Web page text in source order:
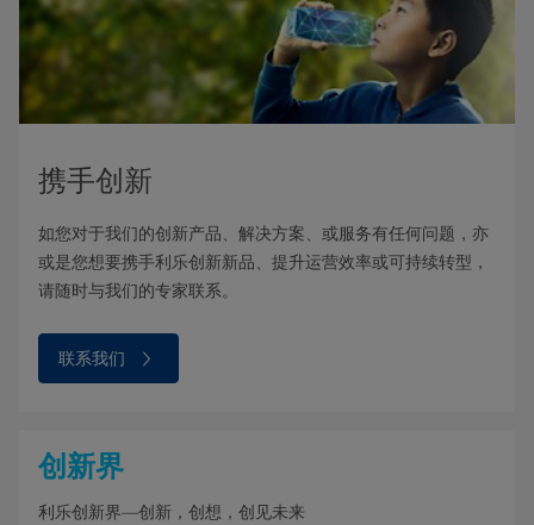
携手创新
如您对于我们的创新产品、解决方案、或服务有任何问题，亦
或是您想要携手利乐创新新品、提升运营效率或可持续转型，
请随时与我们的专家联系。
联系我们
创新界
利乐创新界—创新，创想，创见未来